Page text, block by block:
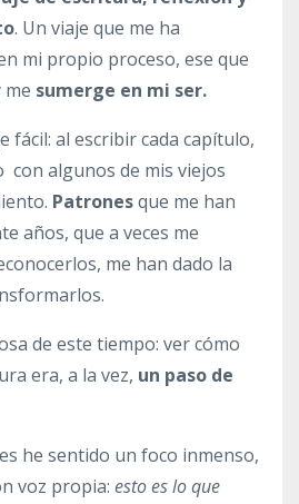
. Un viaje que me ha
mi propio proceso, ese que
me sumerge en mi ser.
fácil: al escribir cada capítulo,
con algunos de mis viejos
Patronesque me han
años, que a veces me
me han dado la
de este tiempo: ver cómo
era, a la vez, un paso de
he sentido un foco inmenso,
voz propia: esto es lo que